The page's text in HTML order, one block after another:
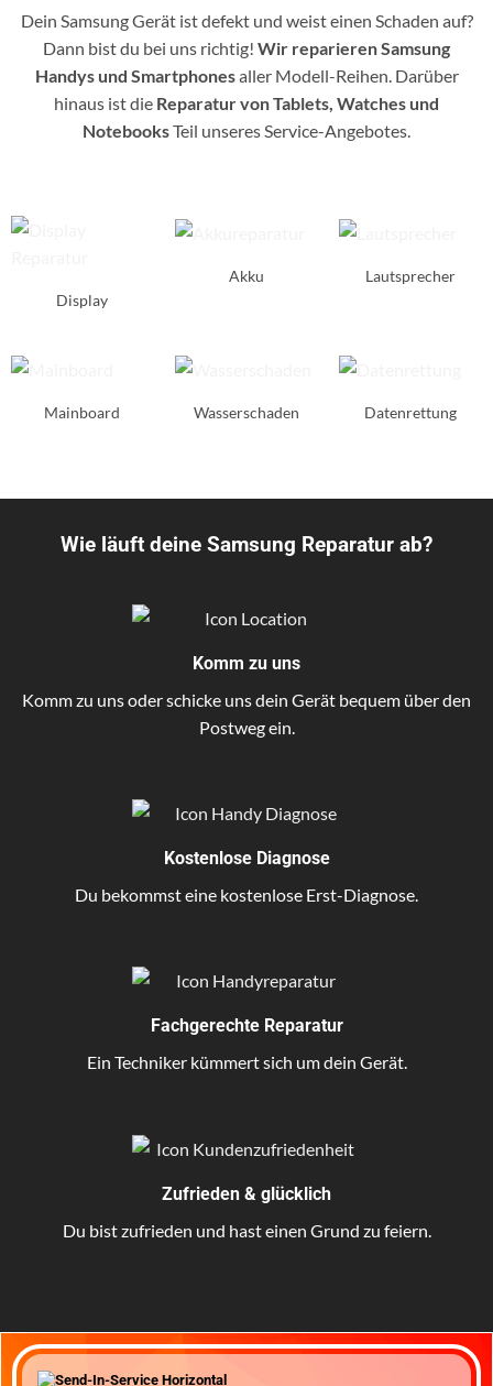
Dein Samsung Gerät ist defekt und weist einen Schaden auf?
Dann bist du bei uns richtig! Wir reparieren Samsung
Handys und Smartphonesaller Modell-Reihen. Darüber
hinaus ist die Reparatur von Tablets, Watches und
NotebooksTeil unseres Service-Angebotes.
Display
Akku Lautsprecher
Mainboard Wasser­schaden Daten­rettung
Wie läuft deine Samsung Reparatur ab?
Komm zu uns
Komm zu uns oder schicke uns dein Gerät bequem über den
Postweg ein.
Kostenlose Diagnose
Du bekommst eine kostenlose Erst-Diagnose.
Fachgerechte Reparatur
Ein Techniker kümmert sich um dein Gerät.
Zufrieden & glücklich
Du bist zufrieden und hast einen Grund zu feiern.